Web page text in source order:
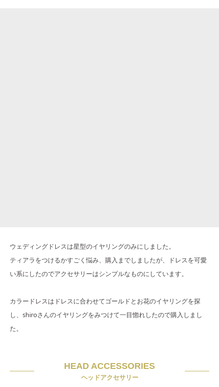
ウェディングドレスは星型のイヤリングのみにしました。
ティアラをつけるかすごく悩み、購入までしましたが、ドレスを可愛
い系にしたのでアクセサリーはシンプルなものにしています。
カラードレスはドレスに合わせてゴールドとお花のイヤリングを探
し、shiroさんのイヤリングをみつけて一目惚れしたので購入しまし
た。
HEAD ACCESSORIES
ヘッドアクセサリー